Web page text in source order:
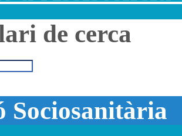
de cerca
Sociosanitària